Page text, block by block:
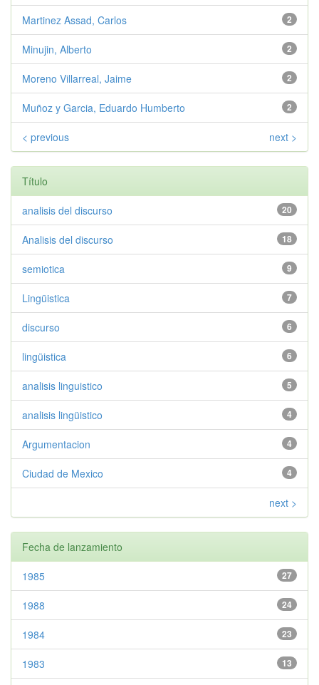
2
Martinez Assad, Carlos
2
Minujin, Alberto
2
Moreno Villarreal, Jaime
2
Muñoz y Garcia, Eduardo Humberto
< previous next >
Título
20
analisis del discurso
18
Analisis del discurso
9
semiotica
7
Lingüistica
6
discurso
6
lingüistica
5
analisis linguistico
4
analisis lingüistico
4
Argumentacion
4
Ciudad de Mexico
next >
Fecha de lanzamiento
27
1985
24
1988
23
1984
13
1983